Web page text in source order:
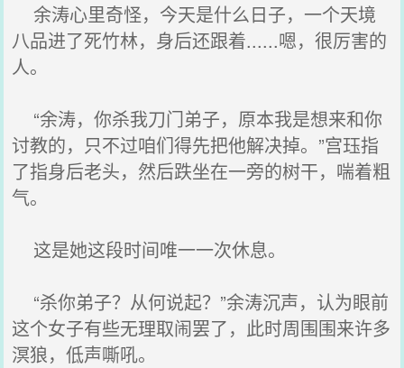
余涛心里奇怪，今天是什么日子，一个天境
八品进了死竹林，身后还跟着......嗯，很厉害的
人。
“余涛，你杀我刀门弟子，原本我是想来和你
讨教的，只不过咱们得先把他解决掉。”宫珏指
了指身后老头，然后跌坐在一旁的树干，喘着粗
气。
这是她这段时间唯一一次休息。
“杀你弟子？从何说起？”余涛沉声，认为眼前
这个女子有些无理取闹罢了，此时周围围来许多
溟狼，低声嘶吼。